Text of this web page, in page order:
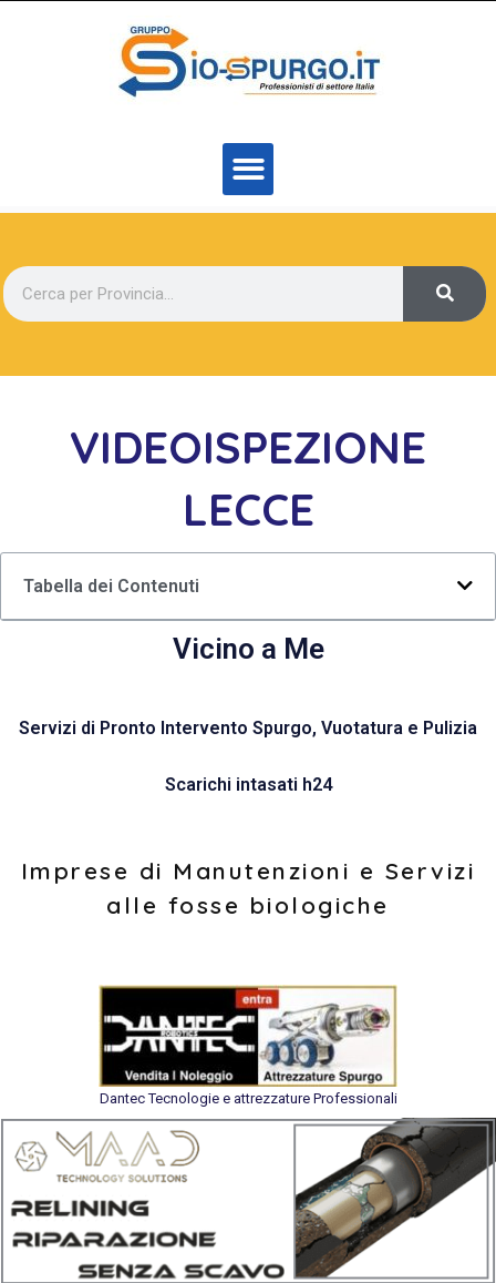
VIDEOISPEZIONE
LECCE
Tabella dei Contenuti
Vicino a Me
Servizi di Pronto Intervento Spurgo, Vuotatura e Pulizia
Scarichi intasati h24
Imprese di Manutenzioni e Servizi
alle fosse biologiche
Dantec Tecnologie e attrezzature Professionali